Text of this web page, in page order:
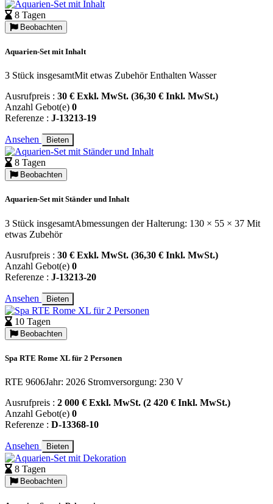
8 Tagen
Beobachten
Aquarien-Set mit Inhalt
3 Stück insgesamtMit etwas Zubehör Enthalten Wasser
Ausrufpreis : 30 € Exkl. MwSt. (36,30 € Inkl. MwSt.)
Anzahl Gebot(e) 0
Referenze : J-13213-19
Ansehen Bieten
8 Tagen
Beobachten
Aquarien-Set mit Ständer und Inhalt
3 Stück insgesamtAbmessungen der Halterung: 130 × 55 × 37 Mit
etwas Zubehör
Ausrufpreis : 30 € Exkl. MwSt. (36,30 € Inkl. MwSt.)
Anzahl Gebot(e) 0
Referenze : J-13213-20
Ansehen Bieten
10 Tagen
Beobachten
Spa RTE Rome XL für 2 Personen
RTE 9606Jahr: 2026 Stromversorgung: 230 V
Ausrufpreis : 2 000 € Exkl. MwSt. (2 420 € Inkl. MwSt.)
Anzahl Gebot(e) 0
Referenze : D-13368-10
Ansehen Bieten
8 Tagen
Beobachten